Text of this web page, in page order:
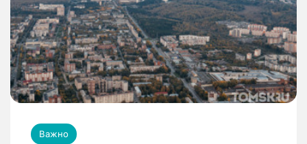
Важно